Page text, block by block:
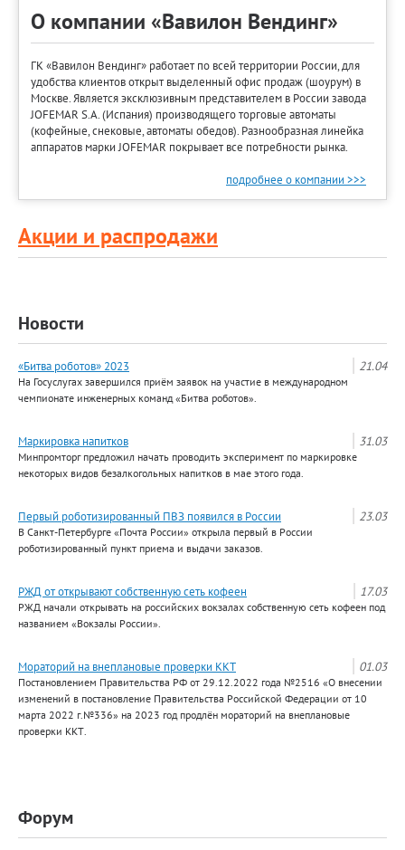
О компании «Вавилон Вендинг»
ГК «Вавилон Вендинг» работает по всей территории России, для
удобства клиентов открыт выделенный офис продаж (шоурум) в
Москве. Является эксклюзивным представителем в России завода
JOFEMAR S.A. (Испания) производящего торговые автоматы
(кофейные, снековые, автоматы обедов). Разнообразная линейка
аппаратов марки JOFEMAR покрывает все потребности рынка.
подробнее о компании >>>
Акции и распродажи
Новости
21.04
«Битва роботов» 2023
На Госуслугах завершился приём заявок на участие в международном
чемпионате инженерных команд «Битва роботов».
31.03
Маркировка напитков
Минпромторг предложил начать проводить эксперимент по маркировке
некоторых видов безалкогольных напитков в мае этого года.
23.03
Первый роботизированный ПВЗ появился в России
В Санкт-Петербурге «Почта России» открыла первый в России
роботизированный пункт приема и выдачи заказов.
17.03
РЖД от открывают собственную сеть кофеен
РЖД начали открывать на российских вокзалах собственную сеть кофеен под
названием «Вокзалы России».
01.03
Мораторий на внеплановые проверки ККТ
Постановлением Правительства РФ от 29.12.2022 года №2516 «О внесении
изменений в постановление Правительства Российской Федерации от 10
марта 2022 г.№336» на 2023 год продлён мораторий на внеплановые
проверки ККТ.
Форум